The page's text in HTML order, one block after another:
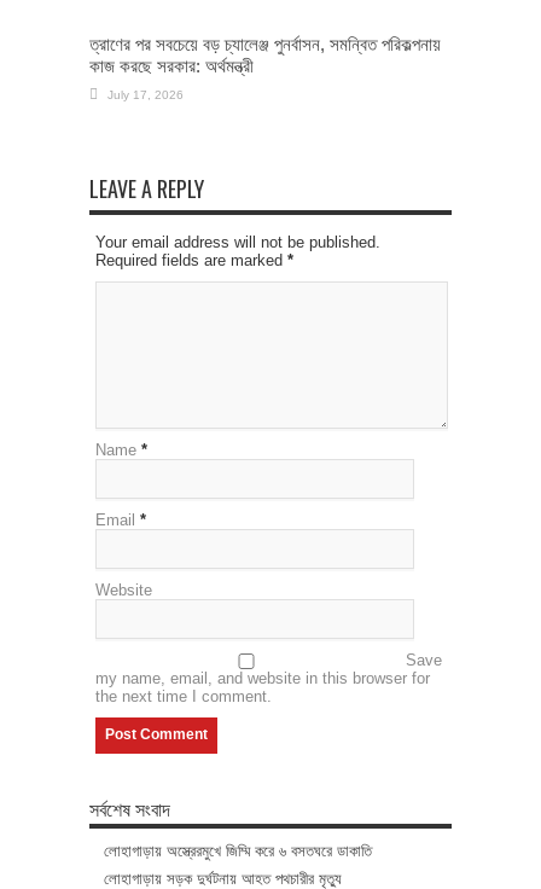
ত্রাণের পর সবচেয়ে বড় চ্যালেঞ্জ পুনর্বাসন, সমন্বিত পরিকল্পনায়
কাজ করছে সরকার: অর্থমন্ত্রী
July 17, 2026
LEAVE A REPLY
Your email address will not be published.
Required fields are marked *
Name *
Email *
Website
Save
my name, email, and website in this browser for
the next time I comment.
সর্বশেষ সংবাদ
লোহাগাড়ায় অস্ত্রেরমুখে জিম্মি করে ৬ বসতঘরে ডাকাতি
লোহাগাড়ায় সড়ক দুর্ঘটনায় আহত পথচারীর মৃত্যু